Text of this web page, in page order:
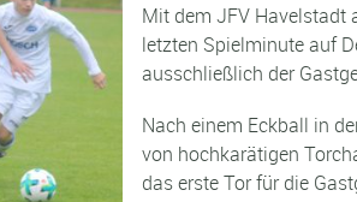
Mit dem JFV Havelstadt
letzten Spielminute auf
ausschließlich der
Nach einem Eckball in
von hochkarätigen
das erste Tor für die